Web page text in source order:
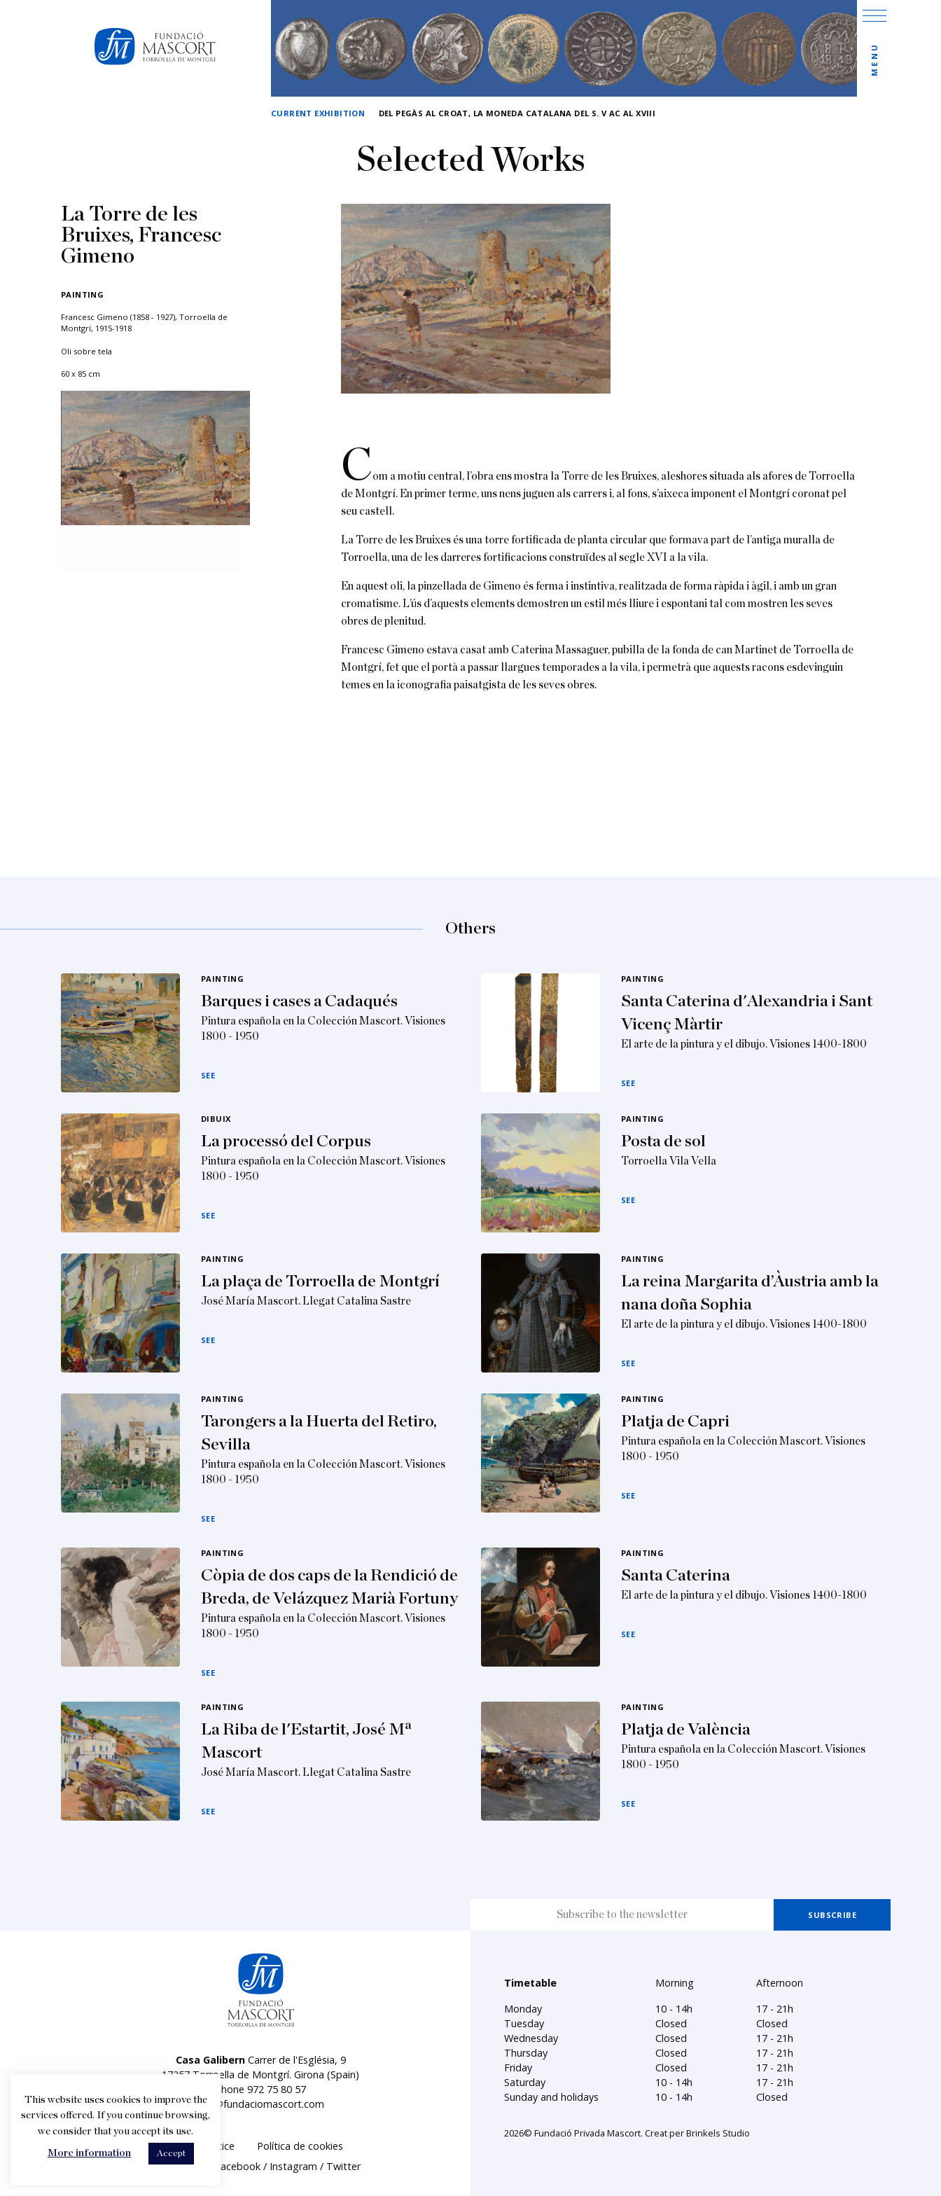
MENU
CURRENT EXHIBITION DEL PEGÀS AL CROAT, LA MONEDA CATALANA DEL S. V AC AL XVIII
Selected Works
La Torre de les
Bruixes, Francesc
Gimeno
PAINTING
Francesc Gimeno (1858 - 1927), Torroella de
Montgrí, 1915-1918
Oli sobre tela
60 x 85 cm
Com a motiu central, l’obra ens mostra la Torre de les Bruixes, aleshores situada als afores de Torroella
de Montgrí. En primer terme, uns nens juguen als carrers i, al fons, s’aixeca imponent el Montgrí coronat pel
seu castell.
La Torre de les Bruixes és una torre fortificada de planta circular que formava part de l’antiga muralla de
Torroella, una de les darreres fortificacions construïdes al segle XVI a la vila.
En aquest oli, la pinzellada de Gimeno és ferma i instintiva, realitzada de forma ràpida i àgil, i amb un gran
cromatisme. L’ús d’aquests elements demostren un estil més lliure i espontani tal com mostren les seves
obres de plenitud.
Francesc Gimeno estava casat amb Caterina Massaguer, pubilla de la fonda de can Martinet de Torroella de
Montgrí, fet que el portà a passar llargues temporades a la vila, i permetrà que aquests racons esdevinguin
temes en la iconografia paisatgista de les seves obres.
Others
PAINTING
Barques i cases a Cadaqués
Pintura española en la Colección Mascort. Visiones
1800 - 1950
SEE
PAINTING
Santa Caterina d'Alexandria i Sant
Vicenç Màrtir
El arte de la pintura y el dibujo. Visiones 1400-1800
SEE
DIBUIX
La processó del Corpus
Pintura española en la Colección Mascort. Visiones
1800 - 1950
SEE
PAINTING
Posta de sol
Torroella Vila Vella
SEE
PAINTING
La plaça de Torroella de Montgrí
José María Mascort. Llegat Catalina Sastre
SEE
PAINTING
La reina Margarita d’Àustria amb la
nana doña Sophia
El arte de la pintura y el dibujo. Visiones 1400-1800
SEE
PAINTING
Tarongers a la Huerta del Retiro,
Sevilla
Pintura española en la Colección Mascort. Visiones
1800 - 1950
SEE
PAINTING
Platja de Capri
Pintura española en la Colección Mascort. Visiones
1800 - 1950
SEE
PAINTING
Còpia de dos caps de la Rendició de
Breda, de Velázquez Marià Fortuny
Pintura española en la Colección Mascort. Visiones
1800 - 1950
SEE
PAINTING
Santa Caterina
El arte de la pintura y el dibujo. Visiones 1400-1800
SEE
PAINTING
La Riba de l'Estartit, José Mª
Mascort
José María Mascort. Llegat Catalina Sastre
SEE
PAINTING
Platja de València
Pintura española en la Colección Mascort. Visiones
1800 - 1950
SEE
Casa GalibernCarrer de l'Església, 9
17257 Torroella de Montgrí. Girona (Spain)
Phone 972 75 80 57
info@fundaciomascort.com
Legal notice
Política de cookies
Follow us
Facebook Instagram Twitter
Timetable Morning
Afternoon
Monday
10 - 14h
17 - 21h
Tuesday
Closed
Closed
Wednesday
Closed
17 - 21h
Thursday
Closed
17 - 21h
Friday
Closed
17 - 21h
Saturday
10 - 14h
17 - 21h
Sunday and holidays
10 - 14h Closed
2026© Fundació Privada Mascort. Creat perBrinkels Studio
This website uses cookies to improve the
services offered. If you continue browsing,
we consider that you accept its use.
More information Accept